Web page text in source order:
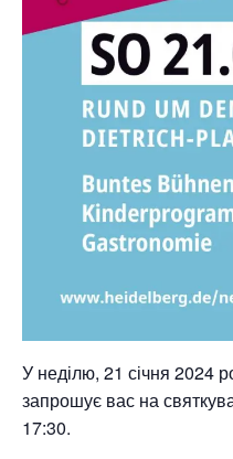
У неділю, 21 січня 2024
запрошує вас на
17:30.